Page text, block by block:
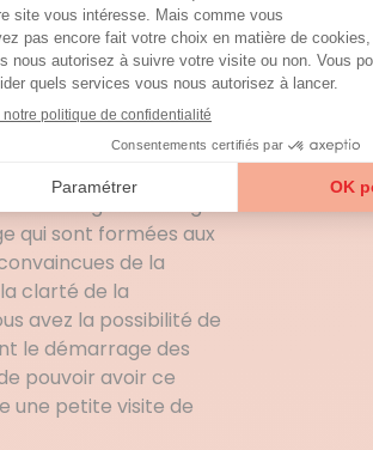
le temps de souffler ?
l’électroménager ?
les choses à sa
une prise de
nécessaire pour
de la région Auvergne-
qui sont formées aux
de la
clarté de la
avez la possibilité de
le démarrage des
pouvoir avoir ce
une petite visite de